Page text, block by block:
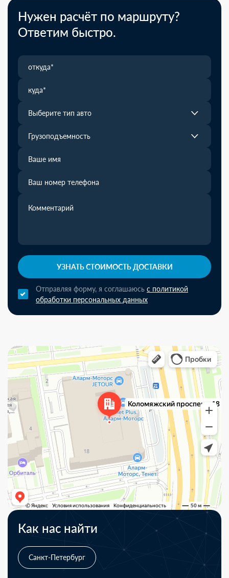
Нужен расчёт по маршруту?
Ответим быстро.
Выберите тип авто
Грузоподъемность
УЗНАТЬ СТОИМОСТЬ ДОСТАВКИ
Отправляя форму, я соглашаюсь с политикой
обработки персональных данных
Как нас найти
Санкт-Петербург